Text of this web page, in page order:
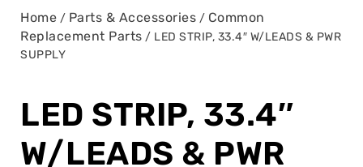
Home / Parts & Accessories / Common
Replacement Parts / LED STRIP, 33.4″ W/LEADS & PWR
SUPPLY
LED STRIP, 33.4″
W/LEADS & PWR